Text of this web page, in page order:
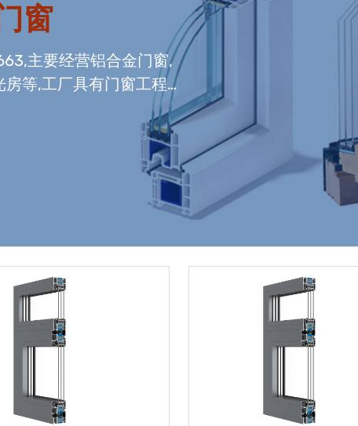
窗
主要经营铝合金门窗,
等,工厂具有门窗工程
装生产线,及中空玻璃